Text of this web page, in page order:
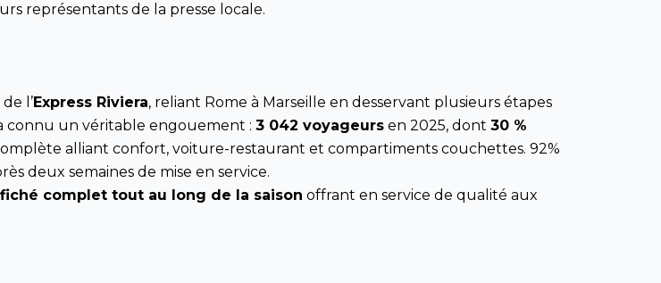
représentants de la presse locale.
l’Express Riviera, reliant Rome à Marseille en desservant plusieurs étapes
connu un véritable engouement : 3 042 voyageurs en 2025, dont 30 %
alliant confort, voiture-restaurant et compartiments couchettes. 92%
deux semaines de mise en service.
complet tout au long de la saison offrant en service de qualité aux